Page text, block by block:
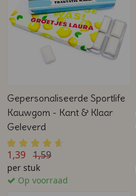
Gepersonaliseerde Sportlife
Kauwgom - Kant & Klaar
Geleverd
1,39 1,59
per stuk
Op voorraad